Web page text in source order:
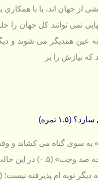
جهان اند، یا با همکاری
عین همدیگر می شوند و
كه نیازش را بر
نمره)
به سوی گناه می كشاند
می گوید كه كار از
نیست؛ (۰.۵) در حالی كه آدمی، هر قدر